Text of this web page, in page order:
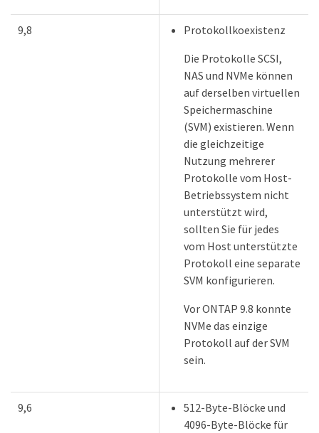
9,8
Protokollkoexistenz
Die Protokolle SCSI,
NAS und NVMe können
auf derselben virtuellen
Speichermaschine
(SVM) existieren. Wenn
die gleichzeitige
Nutzung mehrerer
Protokolle vom Host-
Betriebssystem nicht
unterstützt wird,
sollten Sie für jedes
vom Host unterstützte
Protokoll eine separate
SVM konfigurieren.
Vor ONTAP 9.8 konnte
NVMe das einzige
Protokoll auf der SVM
sein.
9,6
512-Byte-Blöcke und
4096-Byte-Blöcke für